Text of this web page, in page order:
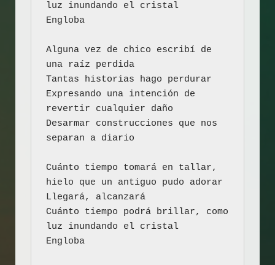
luz inundando el cristal
Engloba
Alguna vez de chico escribí de
una raíz perdida
Tantas historias hago perdurar
Expresando una intención de
revertir cualquier daño
Desarmar construcciones que nos
separan a diario
Cuánto tiempo tomará en tallar,
hielo que un antiguo pudo adorar
Llegará, alcanzará
Cuánto tiempo podrá brillar, como
luz inundando el cristal
Engloba